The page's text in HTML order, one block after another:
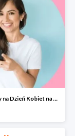
Smartfony na Dzień Kobiet na Allegro do -30%